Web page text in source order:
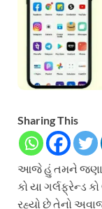
Sharing This
આજે હું તમને
કો યા ગર્લફ્રેન્ડ
રહ્યો છે તેનો